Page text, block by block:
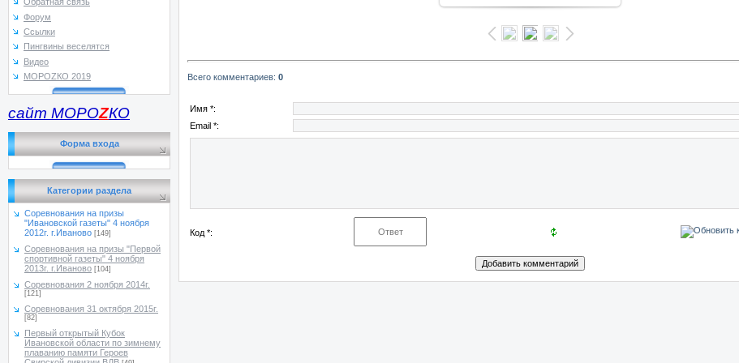
Форум
Ссылки
Пингвины веселятся
Видео
МОРОZКО 2019
сайт МОРОZКО
Форма входа
Категории раздела
Соревнования на призы
"Ивановской газеты" 4 ноября
2012г. г.Иваново [149]
Соревнования на призы "Первой
спортивной газеты" 4 ноября
2013г. г.Иваново [104]
Соревнования 2 ноября 2014г.
[121]
Соревнования 31 октября 2015г.
[82]
Первый открытый Кубок
Ивановской области по зимнему
плаванию памяти Героев
Всего комментариев: 0
Имя *:
Email *:
Код *: